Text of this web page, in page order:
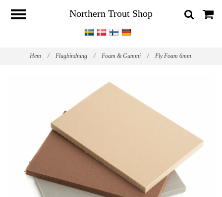
Northern Trout Shop
Hem / Flugbindning / Foam & Gummi / Fly Foam 6mm